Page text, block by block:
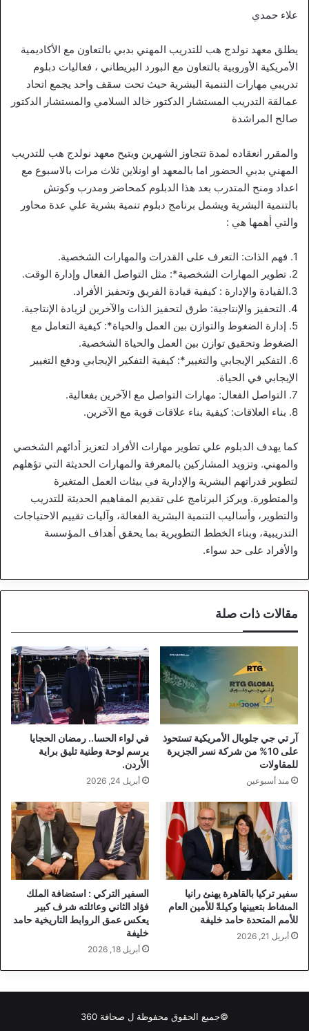
علاء حمدي
يطلق معهد نولدج هب للتدريب المهني بدبي بالتعاون مع الأكاديمية
الأمريكية الأوروبية بالتعاون مع البورد البريطاني ، فعاليات دبلوم
تدريبي مهارات التنمية البشرية حيث تحت سقف واحد يجمع اتحاد
عمالقة التدريب المستشار الدكتور خالد السلامي والمستشار الدكتور
صالح المراشدة
والمقرر انعقاده لمدة تتجاوز الشهرين ويتيح معهد نولدج هب للتدريب
المهني بدبي الحضور اما بالمعهد او اونلاين ثلاث مرات بالاسبوع مع
اعداد ومنح المتدرب بعد هذا الدبلوم كمحاضر ومدرب وكوتش
بالتنمية البشرية ويشمل برنامج دبلوم تنمية بشرية علي عدة محاور
والتي أهمها هي :
1. فهم الذات: التعرف على القدرات والمهارات الشخصية.
2. تطوير المهارات الشخصية*: مثل التواصل الفعال وإدارة الوقت.
3.القيادة والإدارة : كيفية قيادة الفريق وتحفيز الأفراد.
4. التحفيز والإنتاجية: طرق لتحفيز الذات والآخرين لزيادة الإنتاجية.
5. إدارة الضغوط والتوازن بين العمل والحياة*: كيفية التعامل مع
الضغوط وتحقيق توازن بين العمل والحياة الشخصية.
6. التفكير الإيجابي والتغيير*: كيفية التفكير الإيجابي ودفع التغيير
الإيجابي في الحياة.
7. التواصل الفعال: مهارات التواصل مع الآخرين بفعالية.
8. بناء العلاقات: كيفية بناء علاقات قوية مع الآخرين.
كما يهدف الدبلوم علي تطوير مهارات الأفراد لتعزيز أدائهم الشخصي
والمهني. وتزويد المشاركين بالمعرفة والمهارات الحديثة التي تؤهلهم
لتطوير قدراتهم البشرية والإدارية في بيئات العمل المتغيرة
والمتطورة. ويركز البرنامج على تقديم المفاهيم الحديثة للتدريب
والتطوير، وأساليب التنمية البشرية الفعالة، وآليات تقييم الاحتياجات
التدريبية، وبناء الخطط التطويرية بما يحقق أهداف المؤسسة
والأفراد على حد سواء.
مقالات ذات صلة
آر تي جي جلوبال الأمريكية تستحوذ
على 10% من شركة نسر الجزيرة
للمقاولات
منذ أسبوعين
في لواء الحسا.. رمضان الحجايا
يرسم لوحة وطنية تليق براية
الأردن.
أبريل 24, 2026
سفير تركيا بالقاهرة يهنئ رانيا
المشاط بتعيينها وكيلةً للأمين العام
للأمم المتحدة حامد خليفة
أبريل 21, 2026
السفير التركي : استضافة الملك
فؤاد الثاني وعائلته شرف كبير
يعكس عمق الروابط التاريخية حامد
خليفة
أبريل 18, 2026
©جميع الحقوق محفوظة ل صحافة 360